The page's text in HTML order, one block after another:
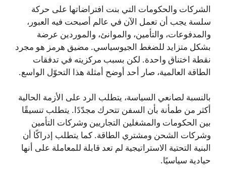
الشركات والحكومات التي بنت افتراضاتها على حركة
سلسة يجب أن تعمل الآن في عالم أصبحت فيه العبور،
والمدفوعات، والتأمين، والموانئ، والموردين عرضة
بشكل متزايد للضغط الجيوسياسي. مضيق هرمز هو مجرد
نقطة اختناق واحدة. لكن بسبب مركزيته في تدفقات
الطاقة العالمية، صار أحد أوضح أمثلة هذا التحوّل الواسع.
بالنسبة لصانعي السياسة، يتطلب الرد على الأزمة الحالية
أكثر من طمأنة بأن السفن تتحرك مجدّدًا. يتطلب تنسيقًا
بين الحكومات والمشغلين التجاريين وشركات التأمين
وشركات الشحن ومشتري الطاقة. كما يتطلب إدراكًا أن
البنية التحتية الاستراتيجية لم تعد قابلة للمعاملة على أنها
حيادية سياسيًا.